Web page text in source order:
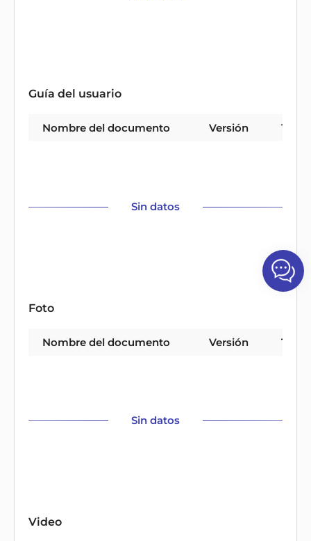
Guía del usuario
Nombre del documento Versión Tipo
Sin datos
Foto
Nombre del documento Versión Tipo
Sin datos
Video